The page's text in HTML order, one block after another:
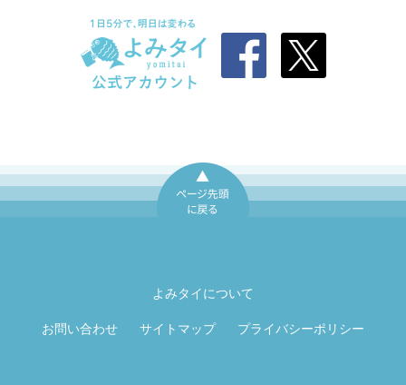
よみタイについて
お問い合わせ サイトマップ プライバシーポリシー